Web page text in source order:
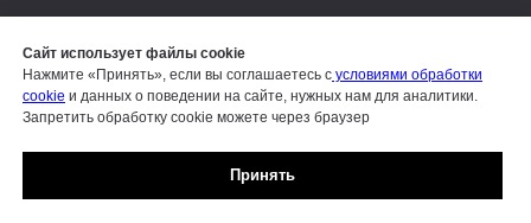
ОТЗЫВЫ ВАКАНСИИ
ПОДАРОЧНЫЙ СЕРТИФИКАТ
КНИГА О ПУТЕШЕСТВИЯХ
Сайт использует файлы cookie
Нажмите «Принять», если вы соглашаетесь с условиями обработки
cookie и данных о поведении на сайте, нужных нам для аналитики.
Запретить обработку cookie можете через браузер
Принять